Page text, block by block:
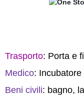
Trasporto: Porta e
Medico:
Beni civili: bagno,